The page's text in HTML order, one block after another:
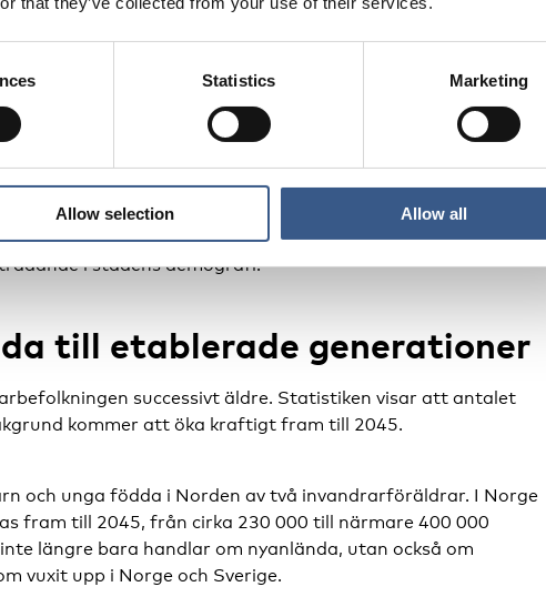
Statistics Marketing
Allow selection Allow all
utveckling. Här utgjorde invandrare och svenskfödda med
följer samma mönster, om än i olika takt. I Bergen ökade
procent. I Stavanger och Sandnes ökade invandrarandelen
norskfödda med två invandrarföräldrar från 3,5 till 5,1
Göteborg och i Malmö, där befolkningen med
i stadens demografi.
till etablerade generationer
successivt äldre. Statistiken visar att antalet
kommer att öka kraftigt fram till 2045.
och unga födda i Norden av två invandrarföräldrar. I Norge
fram till 2045, från cirka 230 000 till närmare 400 000
längre bara handlar om nyanlända, utan också om
vuxit upp i Norge och Sverige.